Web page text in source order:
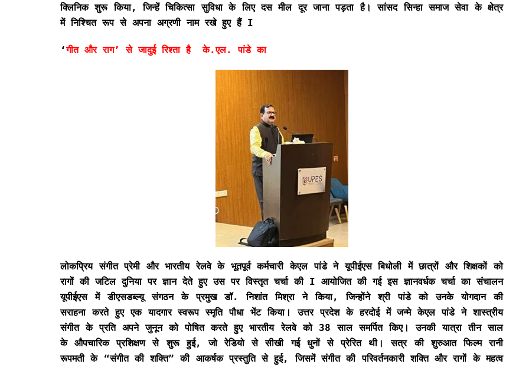
क्लिनिक शुरू किया, जिन्हें चिकित्सा सुविधा के लिए दस मील दूर जाना पड़ता है। सांसद सिन्हा समाज सेवा के क्षेत्र
में निश्चित रूप से अपना अग्रणी नाम रखे हुए हैं I
‘गीत और राग’ से जादुई रिश्ता है के.एल. पांडे का
लोकप्रिय संगीत प्रेमी और भारतीय रेलवे के भूतपूर्व कर्मचारी केएल पांडे ने यूपीईएस बिधोली में छात्रों और शिक्षकों को
रागों की जटिल दुनिया पर ज्ञान देते हुए उस पर विस्तृत चर्चा की I आयोजित की गई इस ज्ञानवर्धक चर्चा का संचालन
यूपीईएस में डीएसडब्ल्यू संगठन के प्रमुख डॉ. निशांत मिश्रा ने किया, जिन्होंने श्री पांडे को उनके योगदान की
सराहना करते हुए एक यादगार स्वरूप स्मृति पौधा भेंट किया। उत्तर प्रदेश के हरदोई में जन्मे केएल पांडे ने शास्त्रीय
संगीत के प्रति अपने जुनून को पोषित करते हुए भारतीय रेलवे को 38 साल समर्पित किए। उनकी यात्रा तीन साल
के औपचारिक प्रशिक्षण से शुरू हुई, जो रेडियो से सीखी गई धुनों से प्रेरित थी। सत्र की शुरुआत फिल्म रानी
रूपमती के “संगीत की शक्ति” की आकर्षक प्रस्तुति से हुई, जिसमें संगीत की परिवर्तनकारी शक्ति और रागों के महत्व